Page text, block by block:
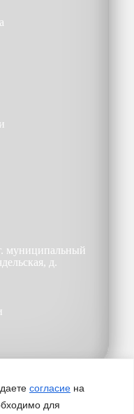
согласие на
для
муниципальный
д.